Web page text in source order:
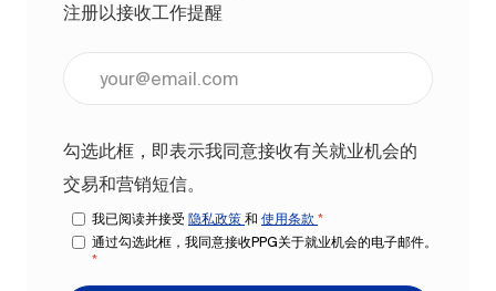
注册以接收工作提醒
勾选此框，即表示我同意接收有关就业机会的
交易和营销短信。
我已阅读并接受 隐私政策 和 使用条款 *
通过勾选此框，我同意接收PPG关于就业机会的电子邮件。
*